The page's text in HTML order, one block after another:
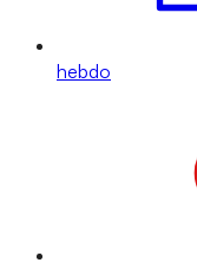
hebdo